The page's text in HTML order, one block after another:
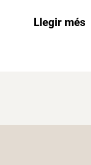
Llegir més